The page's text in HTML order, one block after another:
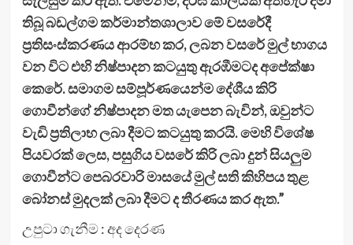
තිබූ බඩල්ගම කර්මාන්තශාලාව මේ වසරේදී
ප්‍රතිසංස්කරණය ආරම්භ කර, ලබන වසරේ මුල් භාගය
වන විට එහි නිෂ්පාදන කටයුතු ඇරඹීමටද අපේක්ෂා
කෙරේ. සමාගම සම්පූර්ණයෙන්ම දේශීය කිරි
ගොවීන්ගේ නිෂ්පාදන මත යැපෙන බැවින්, ඔවුන්ට
වැඩි ප්‍රතිලාභ ලබා දීමට කටයුතු කරයි. මෙහි විශේෂ
පියවරක් ලෙස, පසුගිය වසරේ කිරි ලබා දුන් සියලුම
ගොවීන්ට පෙබරවාරි මාසයේ මුල් සති කිහිපය තුළ
බෝනස් මුදලක් ලබා දීමට ද තීරණය කර ඇත.”
උපුටා ගැනීම : අද දෙරණ